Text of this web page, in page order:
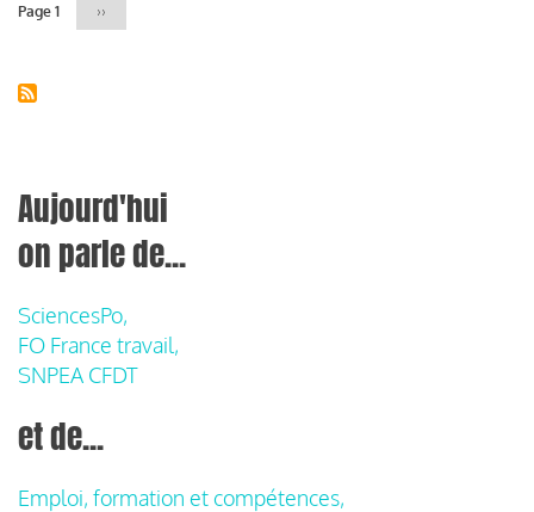
Page 1
Page
››
Aujourd'hui
on parle de...
SciencesPo,
FO France travail,
SNPEA CFDT
et de...
Emploi, formation et compétences,